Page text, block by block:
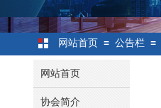
网站首页 ≡ 公告栏 ≡
网站首页
协会简介